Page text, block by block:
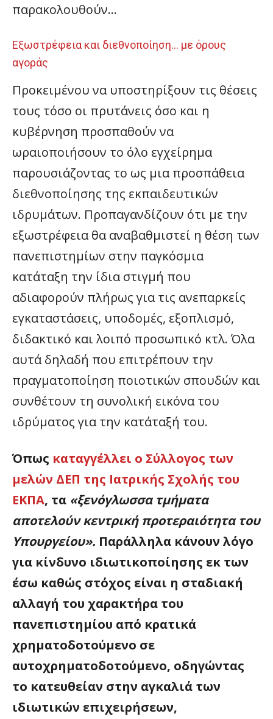
παρακολουθούν…
Εξωστρέφεια και διεθνοποίηση… με όρους
αγοράς
Προκειμένου να υποστηρίξουν τις θέσεις
τους τόσο οι πρυτάνεις όσο και η
κυβέρνηση προσπαθούν να
ωραιοποιήσουν το όλο εγχείρημα
παρουσιάζοντας το ως μια προσπάθεια
διεθνοποίησης της εκπαιδευτικών
ιδρυμάτων. Προπαγανδίζουν ότι με την
εξωστρέφεια θα αναβαθμιστεί η θέση των
πανεπιστημίων στην παγκόσμια
κατάταξη την ίδια στιγμή που
αδιαφορούν πλήρως για τις ανεπαρκείς
εγκαταστάσεις, υποδομές, εξοπλισμό,
διδακτικό και λοιπό προσωπικό κτλ. Όλα
αυτά δηλαδή που επιτρέπουν την
πραγματοποίηση ποιοτικών σπουδών και
συνθέτουν τη συνολική εικόνα του
ιδρύματος για την κατάταξή του.
Όπως καταγγέλλει ο Σύλλογος των
μελών ΔΕΠ της Ιατρικής Σχολής του
ΕΚΠΑ, τα «ξενόγλωσσα τμήματα
αποτελούν κεντρική προτεραιότητα του
Υπουργείου». Παράλληλα κάνουν λόγο
για κίνδυνο ιδιωτικοποίησης εκ των
έσω καθώς στόχος είναι η σταδιακή
αλλαγή του χαρακτήρα του
πανεπιστημίου από κρατικά
χρηματοδοτούμενο σε
αυτοχρηματοδοτούμενο, οδηγώντας
το κατευθείαν στην αγκαλιά των
ιδιωτικών επιχειρήσεων,